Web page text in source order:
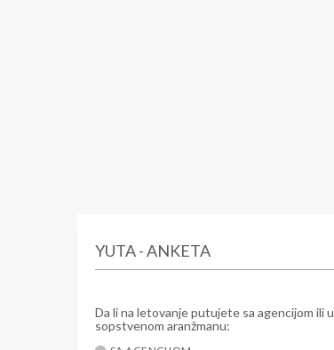
YUTA - ANKETA
Da li na letovanje putujete sa agencijom ili u
sopstvenom aranžmanu: